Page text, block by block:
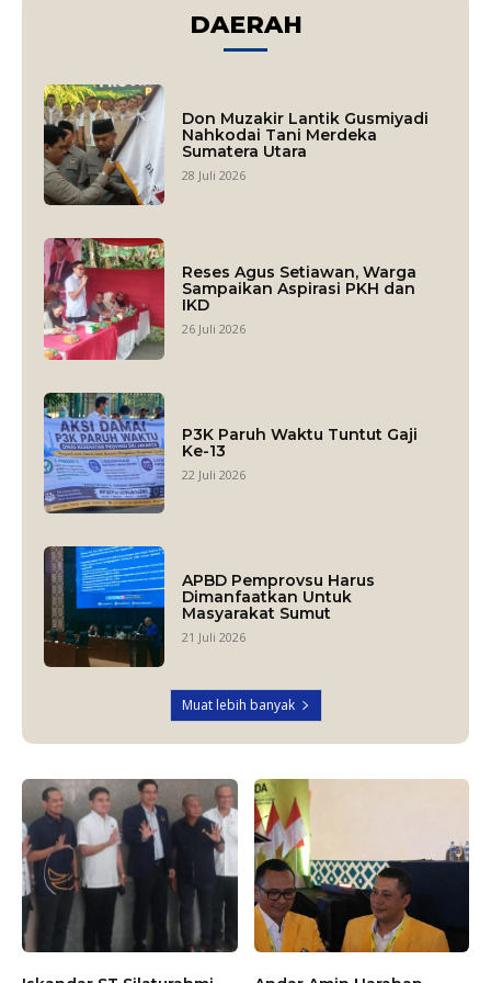
DAERAH
Don Muzakir Lantik Gusmiyadi
Nahkodai Tani Merdeka
Sumatera Utara
28 Juli 2026
Reses Agus Setiawan, Warga
Sampaikan Aspirasi PKH dan
IKD
26 Juli 2026
P3K Paruh Waktu Tuntut Gaji
Ke-13
22 Juli 2026
APBD Pemprovsu Harus
Dimanfaatkan Untuk
Masyarakat Sumut
21 Juli 2026
Muat lebih banyak